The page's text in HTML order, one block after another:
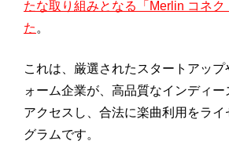
たな取り組みとなる「Merlin コネク
た 。
これは、厳選されたスタートアップ
ォーム企業が、高品質なインディ
アクセスし、合法に楽曲利用をライ
グラムです。